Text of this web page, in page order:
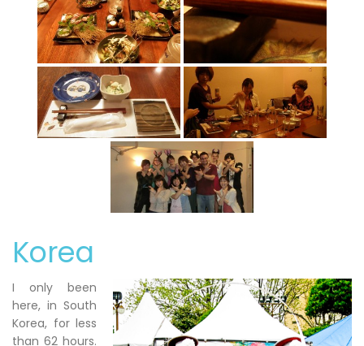
Korea
I only been
here, in South
Korea, for less
than 62 hours.